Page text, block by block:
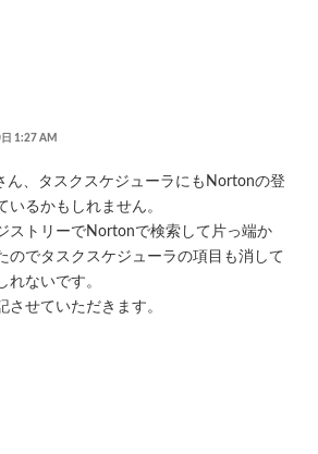
1:27 AM
ん、タスクスケジューラにもNortonの登
いるかもしれません。
ストリーでNortonで検索して片っ端か
のでタスクスケジューラの項目も消して
れないです。
させていただきます。